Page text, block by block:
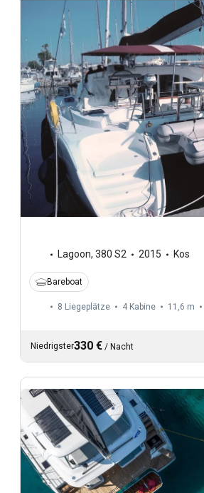
Lagoon, 380 S2 2015 Kos
Bareboat
8 Liegeplätze 4 Kabine 11,6 m
Niedrigster330 € / Nacht